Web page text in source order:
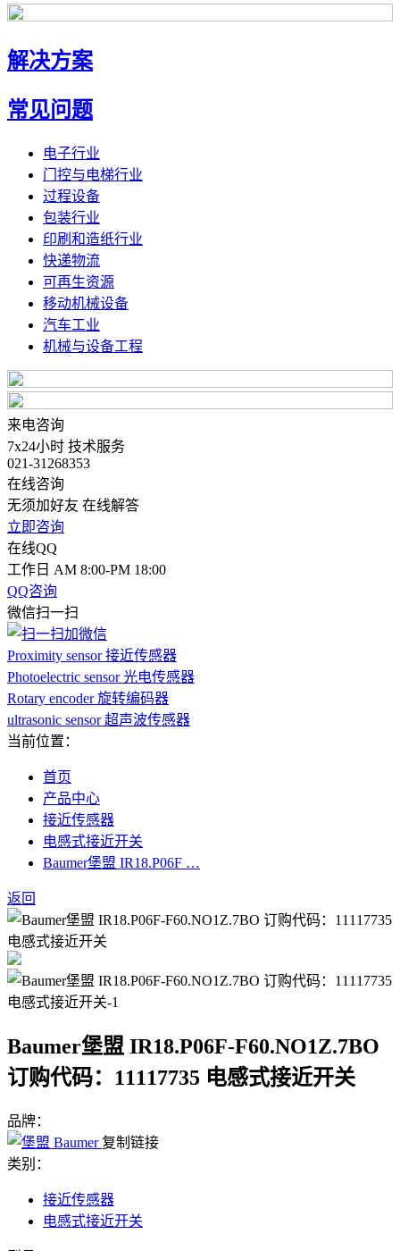
解决方案
常见问题
电子行业
门控与电梯行业
过程设备
包装行业
印刷和造纸行业
快递物流
可再生资源
移动机械设备
汽车工业
机械与设备工程
来电咨询
7x24小时 技术服务
021-31268353
在线咨询
无须加好友 在线解答
立即咨询
在线QQ
工作日 AM 8:00-PM 18:00
QQ咨询
微信扫一扫
Proximity sensor 接近传感器
Photoelectric sensor 光电传感器
Rotary encoder 旋转编码器
ultrasonic sensor 超声波传感器
当前位置：
首页
产品中心
接近传感器
电感式接近开关
Baumer堡盟 IR18.P06F …
返回
Baumer堡盟 IR18.P06F-F60.NO1Z.7BO
订购代码：11117735 电感式接近开关
品牌：
复制链接
类别：
接近传感器
电感式接近开关